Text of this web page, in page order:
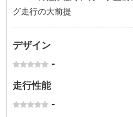
グ走行の大前提
デザイン
-
走行性能
-